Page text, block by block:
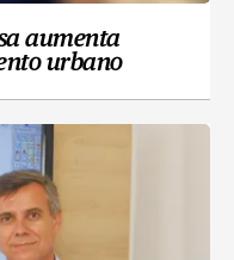
aumenta
urbano